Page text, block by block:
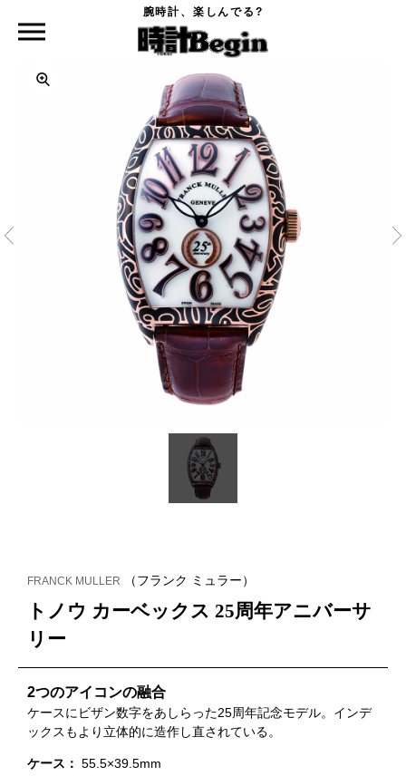
腕時計、楽しんでる?
FRANCK MULLER トノウ カーベックス 25周年アニバーサリー
FRANCK MULLER （フランク ミュラー）
トノウ カーベックス 25周年アニバーサ
リー
2つのアイコンの融合
ケースにビザン数字をあしらった25周年記念モデル。インデ
ックスもより立体的に造作し直されている。
ケース： 55.5×39.5mm